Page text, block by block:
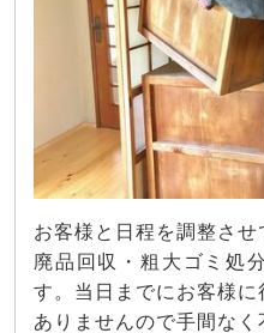
お客様と日程を調整させ
廃品回収・粗大ゴミ処
す。当日までにお客様
ありませんので手間な